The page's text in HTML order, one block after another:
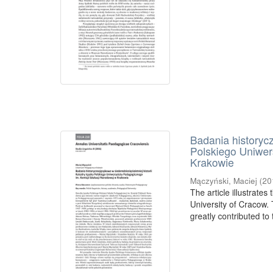
Badania
Polskiego
Krakowie
Mączyński, Maciej (
The article illustrates
University of
greatly contributed to